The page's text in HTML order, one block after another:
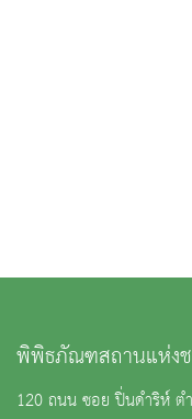
พิพิธภัณฑสถานแห่ง
120 ถนน ซอย ปิ่นดำริห์ ต